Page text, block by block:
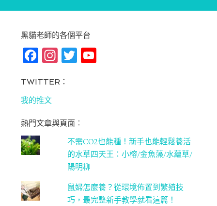
黑貓老師的各個平台
Fa
bo
ok
In
ag
m
T Yo
C
ha
n
ne
l
TWITTER：
我的推文
熱門文章與頁面︰
不需CO2也能種！新手也能輕鬆養活
的水草四天王：小榕/金魚藻/水蘊草/
陽明柳
鼠婦怎麼養？從環境佈置到繁殖技
巧，最完整新手教學就看這篇！